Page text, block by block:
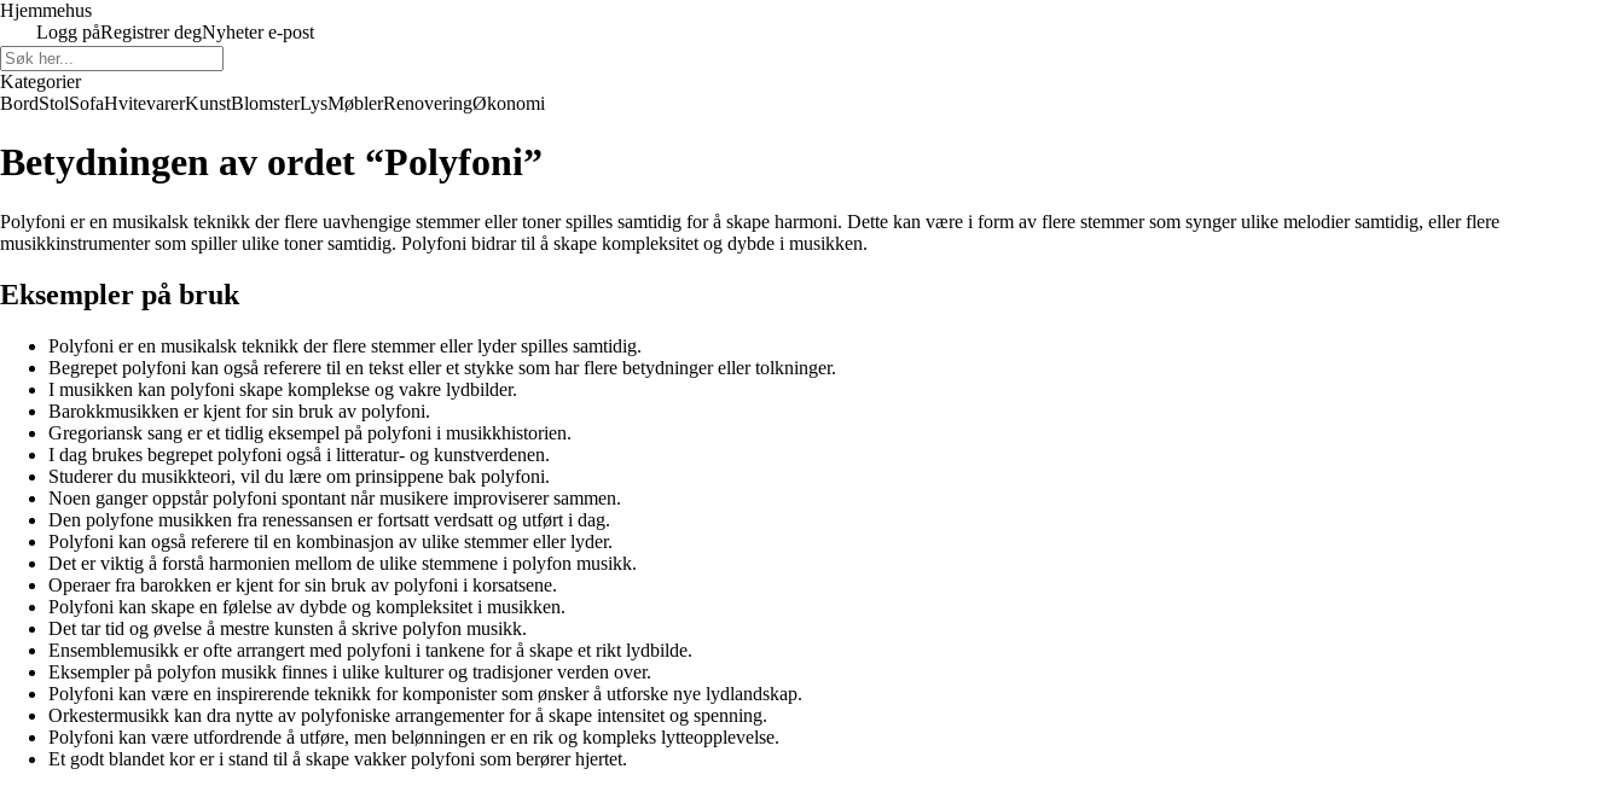
Hjemmehus
Logg påRegistrer degNyheter e-post
Kategorier
BordStolSofaHvitevarerKunstBlomsterLysMøblerRenoveringØkonomi
Betydningen av ordet “Polyfoni”
Polyfoni er en musikalsk teknikk der flere uavhengige stemmer eller toner spilles samtidig for å skape harmoni. Dette kan være i form av flere stemmer som synger ulike melodier samtidig, eller flere
musikkinstrumenter som spiller ulike toner samtidig. Polyfoni bidrar til å skape kompleksitet og dybde i musikken.
Eksempler på bruk
Polyfoni er en musikalsk teknikk der flere stemmer eller lyder spilles samtidig.
Begrepet polyfoni kan også referere til en tekst eller et stykke som har flere betydninger eller tolkninger.
I musikken kan polyfoni skape komplekse og vakre lydbilder.
Barokkmusikken er kjent for sin bruk av polyfoni.
Gregoriansk sang er et tidlig eksempel på polyfoni i musikkhistorien.
I dag brukes begrepet polyfoni også i litteratur- og kunstverdenen.
Studerer du musikkteori, vil du lære om prinsippene bak polyfoni.
Noen ganger oppstår polyfoni spontant når musikere improviserer sammen.
Den polyfone musikken fra renessansen er fortsatt verdsatt og utført i dag.
Polyfoni kan også referere til en kombinasjon av ulike stemmer eller lyder.
Det er viktig å forstå harmonien mellom de ulike stemmene i polyfon musikk.
Operaer fra barokken er kjent for sin bruk av polyfoni i korsatsene.
Polyfoni kan skape en følelse av dybde og kompleksitet i musikken.
Det tar tid og øvelse å mestre kunsten å skrive polyfon musikk.
Ensemblemusikk er ofte arrangert med polyfoni i tankene for å skape et rikt lydbilde.
Eksempler på polyfon musikk finnes i ulike kulturer og tradisjoner verden over.
Polyfoni kan være en inspirerende teknikk for komponister som ønsker å utforske nye lydlandskap.
Orkestermusikk kan dra nytte av polyfoniske arrangementer for å skape intensitet og spenning.
Polyfoni kan være utfordrende å utføre, men belønningen er en rik og kompleks lytteopplevelse.
Et godt blandet kor er i stand til å skape vakker polyfoni som berører hjertet.